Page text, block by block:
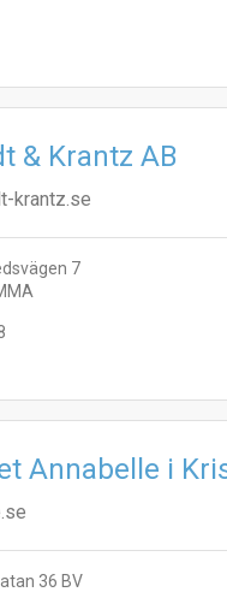
& Krantz AB
krantz.se
7
Annabelle i
36 BV